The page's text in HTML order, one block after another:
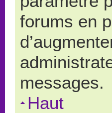
forums en
messages.
Haut